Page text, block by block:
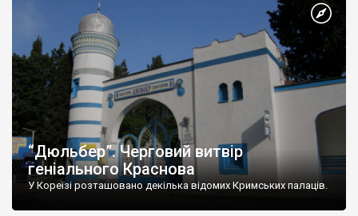
“Дюльбер”. Черговий витвір
геніального Краснова
У Кореїзі розташовано декілька відомих Кримських палаців.